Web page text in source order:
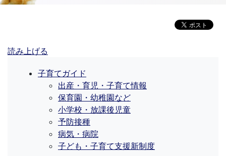
読み上げる
子育てガイド
出産・育児・子育て情報
保育園・幼稚園など
小学校・放課後児童
予防接種
病気・病院
子ども・子育て支援新制度